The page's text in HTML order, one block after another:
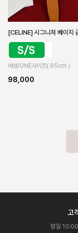
[CELINE] 시그니쳐 베이지
여성/ONE사이즈( 95cm )
98,000
고
평일